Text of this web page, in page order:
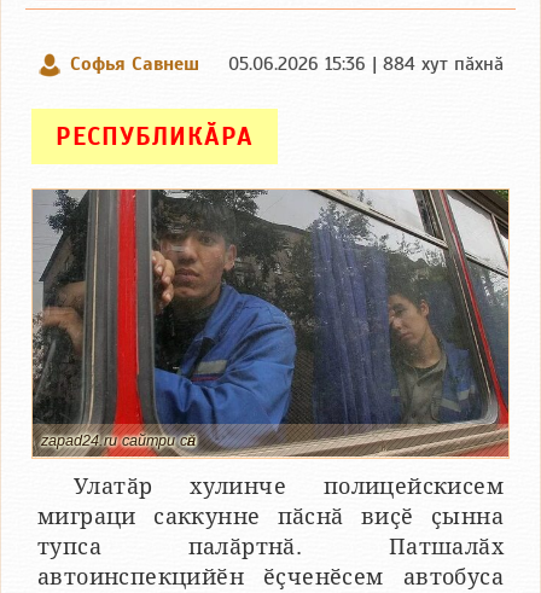
Софья Савнеш 05.06.2026 15:36 | 884 хут пӑхнӑ
РЕСПУБЛИКӐРА
zapad24.ru сайтри сӑн
Улатӑр хулинче полицейскисем
миграци саккунне пӑснӑ виҫӗ ҫынна
тупса палӑртнӑ. Патшалӑх
автоинспекцийӗн ӗҫченӗсем автобуса